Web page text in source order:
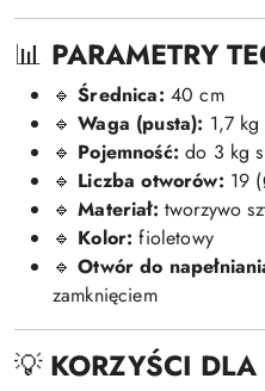
📊 PARAMETRY
🔹Średnica: 40 cm
🔹Waga (pusta): 1,7 kg
🔹 Pojemność: do 3 kg
🔹 Liczba otworów: 19
🔹Materiał: tworzywo
🔹 Kolor: fioletowy
🔹Otwór do
zamknięciem
💡 KORZYŚCI